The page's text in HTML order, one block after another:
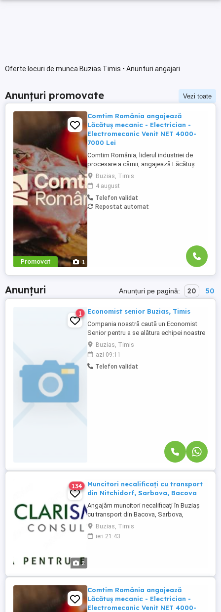
Oferte locuri de munca Buzias Timis • Anunturi angajari
Anunțuri promovate Vezi toate
Promovat 1
Comtim România angajează
Lăcătuș mecanic - Electrician -
Electromecanic Venit NET 4000-
7000 Lei
Comtim România, liderul industriei de
procesare a cărnii, angajează Lăcătuș
mecanic - Electrician - Electromecanic
pentru divizia Ferme. Cerințe: Studii medii,
calificare în domeniu; Experiență în
domeniu minim 1 an constituie un avantaj.
Responsabilități: Execută lucrări de
Buzias, Timis
4 august
Telefon validat
Repostat automat
Anunțuri Anunțuri pe pagină: 20 50
1 Economist senior Buzias, Timis
Compania noastră caută un Economist
Senior pentru a se alătura echipei noastre
din Buziaș, județul Timiș. Candidatul ideal
va avea experiență relevantă în domeniul
economic și va fi responsabil pentru o
gamă largă de activități financiare și
Buzias, Timis
azi 09:11
Telefon validat
2
134
Muncitori necalificați cu transport
din Nitchidorf, Sarbova, Bacova
Angajăm muncitori necalificați în Buziaș
cu transport din Bacova, Sarbova,
Nitchidorf. Beneficii: -Salariu atractiv -
Tichete de masa -Transport asigurat SC
Clarismart Consulting SRL proceseaza
Buzias, Timis
ieri 21:43
Comtim România angajează
Lăcătuș mecanic - Electrician -
Electromecanic Venit NET 4000-